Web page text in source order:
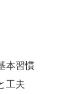
本習慣
工夫